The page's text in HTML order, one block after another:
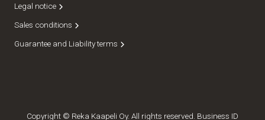
Legal notice
Sales conditions
Guarantee and Liability terms
Copyright © Reka Kaapeli Oy. All rights reserved. Business ID